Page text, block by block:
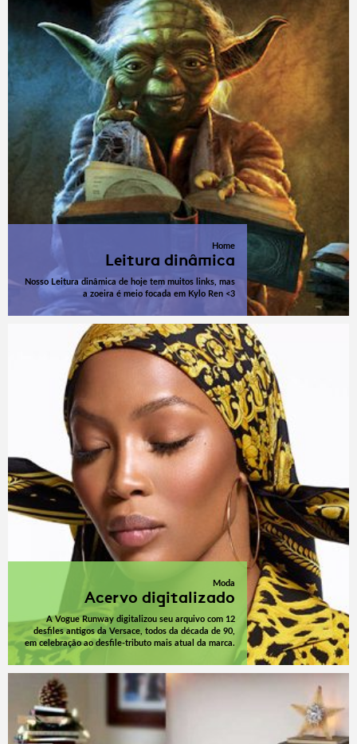
Home
Leitura dinâmica
Nosso Leitura dinâmica de hoje tem muitos links, mas
a zoeira é meio focada em Kylo Ren <3
Moda
Acervo digitalizado
A Vogue Runway digitalizou seu arquivo com 12
desfiles antigos da Versace, todos da década de 90,
em celebração ao desfile-tributo mais atual da marca.